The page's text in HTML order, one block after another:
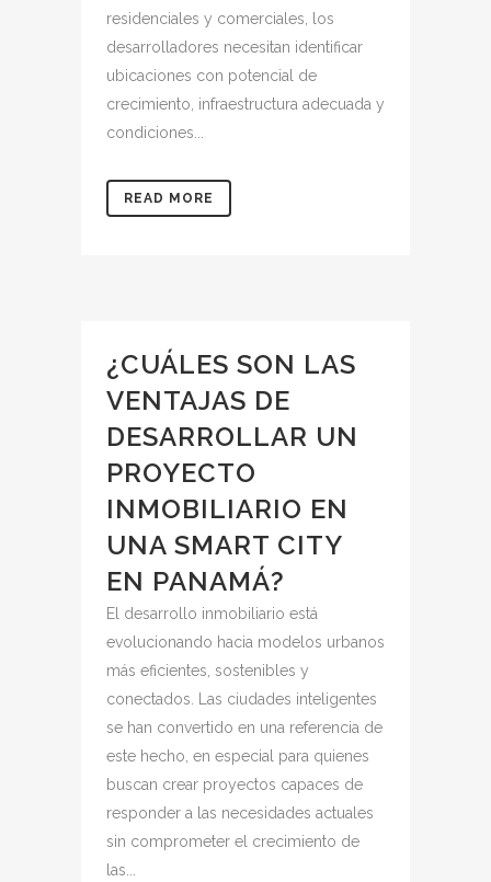
residenciales y comerciales, los
desarrolladores necesitan identificar
ubicaciones con potencial de
crecimiento, infraestructura adecuada y
condiciones...
READ MORE
¿CUÁLES SON LAS
VENTAJAS DE
DESARROLLAR UN
PROYECTO
INMOBILIARIO EN
UNA SMART CITY
EN PANAMÁ?
El desarrollo inmobiliario está
evolucionando hacia modelos urbanos
más eficientes, sostenibles y
conectados. Las ciudades inteligentes
se han convertido en una referencia de
este hecho, en especial para quienes
buscan crear proyectos capaces de
responder a las necesidades actuales
sin comprometer el crecimiento de
las...